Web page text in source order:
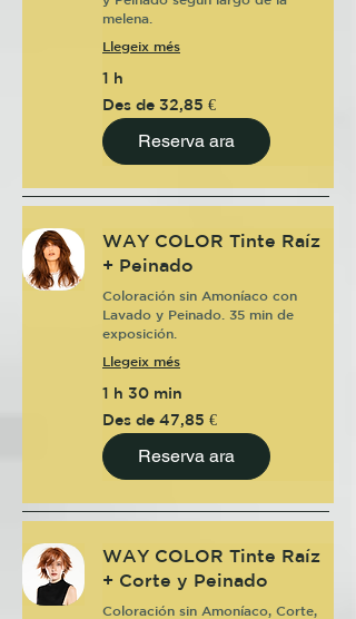
melena.
Llegeix més
1 h
Des
de
32,85
euros
Des de 32,85 €
Reserva ara
WAY COLOR Tinte Raíz
+ Peinado
Coloración sin Amoníaco con
Lavado y Peinado. 35 min de
exposición.
Llegeix més
1 h 30 min
Des
de
47,85
euros
Des de 47,85 €
Reserva ara
WAY COLOR Tinte Raíz
+ Corte y Peinado
Coloración sin Amoníaco, Corte,